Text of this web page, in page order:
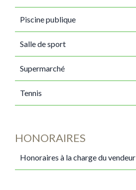
Piscine publique
Salle de sport
Supermarché
Tennis
HONORAIRES
Honoraires à la charge du vendeur